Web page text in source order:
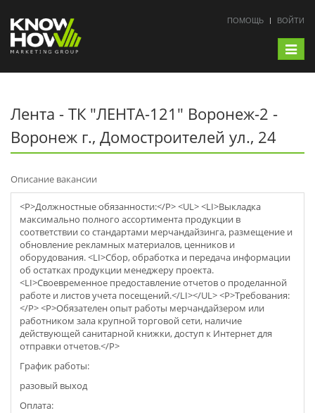
ПОМОЩЬ ВОЙТИ
Toggle
Лента - ТК "ЛЕНТА-121" Воронеж-2 -
Воронеж г., Домостроителей ул., 24
Описание вакансии
<P>Должностные обязанности:</P> <UL> <LI>Выкладка
максимально полного ассортимента продукции в
соответствии со стандартами мерчaндайзинга, размещение и
обновление рекламных материалов, ценников и
оборудования. <LI>Сбор, обработка и передача информации
об остатках продукции менеджеру проекта.
<LI>Своевременное предоставление отчетов о проделанной
работе и листов учета посещений.</LI></UL> <P>Требования:
</P> <P>Обязателен опыт работы мерчaндайзером или
работником зала крупной торговой сети, наличие
действующей санитарной книжки, доступ к Интернет для
отправки отчетов.</P>
График работы:
разовый выход
Оплата: